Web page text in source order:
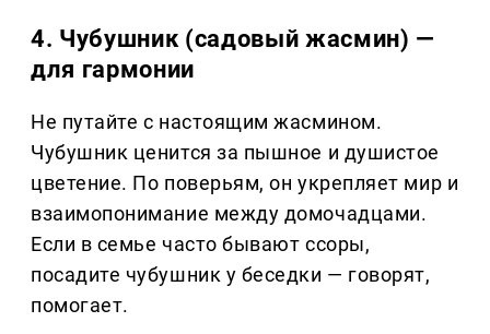
4. Чубушник (садовый жасмин) —
для гармонии
Не путайте с настоящим жасмином.
Чубушник ценится за пышное и душистое
цветение. По поверьям, он укрепляет мир и
взаимопонимание между домочадцами.
Если в семье часто бывают ссоры,
посадите чубушник у беседки — говорят,
помогает.